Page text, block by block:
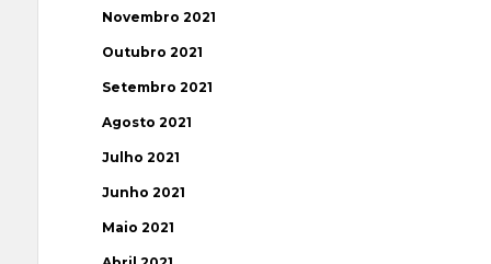
Novembro 2021
Outubro 2021
Setembro 2021
Agosto 2021
Julho 2021
Junho 2021
Maio 2021